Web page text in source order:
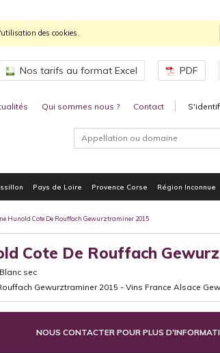
des cookies.
Nos tarifs au format Excel PDF
Qui sommes nous ? Contact
Pays de Loire Provence Corse Région Inconnue
Hunold Cote De Rouffach Gewurztraminer 2015
Cote De Rouffach
Blanc sec
Gewurztraminer 2015 - Vins France Alsace
NOUS CONTACTER POUR PLUS